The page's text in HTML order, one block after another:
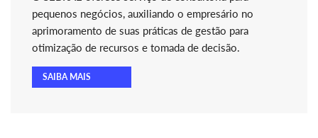
pequenos negócios, auxiliando o empresário no
aprimoramento de suas práticas de gestão para
otimização de recursos e tomada de decisão.
SAIBA MAIS